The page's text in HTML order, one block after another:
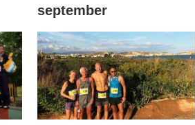
september